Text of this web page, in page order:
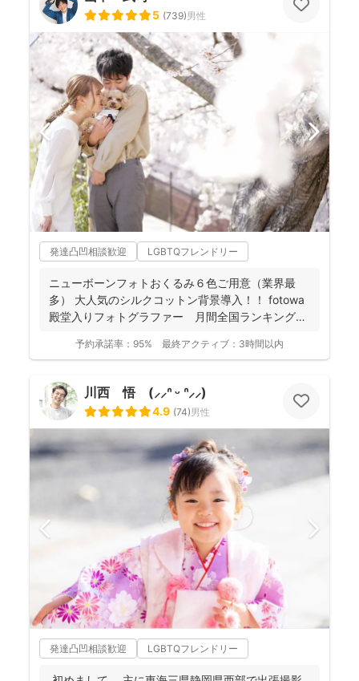
5 (739)男性
発達凸凹相談歓迎 LGBTQフレンドリー
ニューボーンフォトおくるみ６色ご用意（業界最
多） 大人気のシルクコットン背景導入！！ fotowa
殿堂入りフォトグラファー 月間全国ランキング１
予約承諾率： 95% 最終アクティブ： 3時間以内
川西 悟 (⸝⸝ᐢ ᵕ ᐢ⸝⸝)
4.9 (74)男性
発達凸凹相談歓迎 LGBTQフレンドリー